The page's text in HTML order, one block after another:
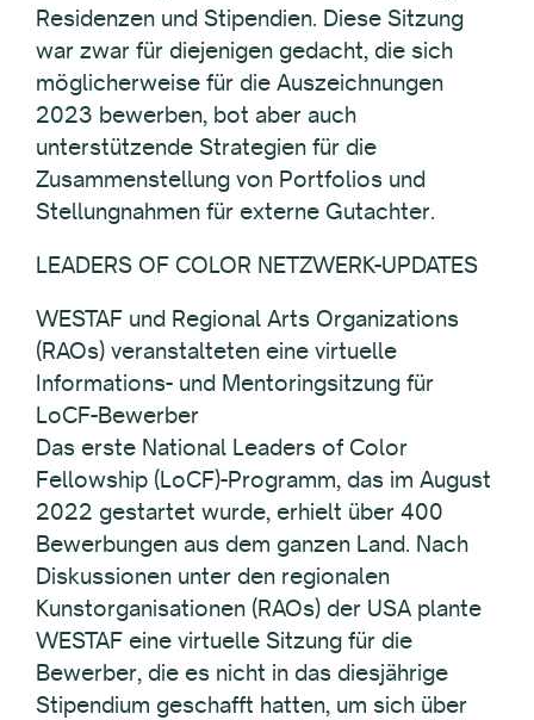
Residenzen und Stipendien. Diese Sitzung
war zwar für diejenigen gedacht, die sich
möglicherweise für die Auszeichnungen
2023 bewerben, bot aber auch
unterstützende Strategien für die
Zusammenstellung von Portfolios und
Stellungnahmen für externe Gutachter.
LEADERS OF COLOR NETZWERK-UPDATES
WESTAF und Regional Arts Organizations
(RAOs) veranstalteten eine virtuelle
Informations- und Mentoringsitzung für
LoCF-Bewerber
Das erste National Leaders of Color
Fellowship (LoCF)-Programm, das im August
2022 gestartet wurde, erhielt über 400
Bewerbungen aus dem ganzen Land. Nach
Diskussionen unter den regionalen
Kunstorganisationen (RAOs) der USA plante
WESTAF eine virtuelle Sitzung für die
Bewerber, die es nicht in das diesjährige
Stipendium geschafft hatten, um sich über